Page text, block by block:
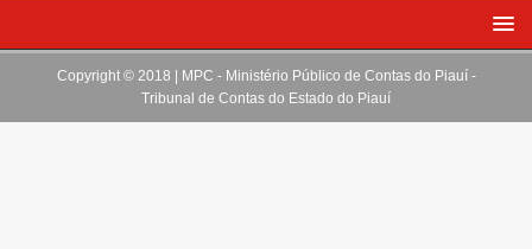
Copyright © 2018 | MPC - Ministério Público de Contas do Piauí -
Tribunal de Contas do Estado do Piauí